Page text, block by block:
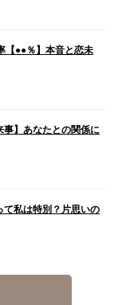
【●●％】本音と恋未
】あなたとの関係に
て私は特別？片思いの